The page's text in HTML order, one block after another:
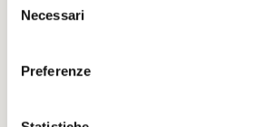
delNecessari
Preferenze
i secoli, mantenendo intatta
Le opere di Worth entrano
ma come strumenti di